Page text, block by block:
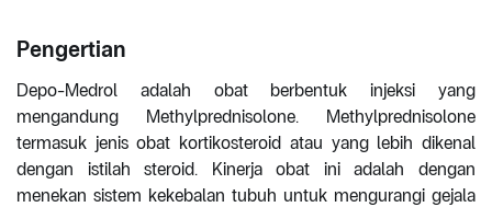
Pengertian
Depo-Medrol adalah obat berbentuk injeksi yang
mengandung Methylprednisolone. Methylprednisolone
termasuk jenis obat kortikosteroid atau yang lebih dikenal
dengan istilah steroid. Kinerja obat ini adalah dengan
menekan sistem kekebalan tubuh untuk mengurangi gejala